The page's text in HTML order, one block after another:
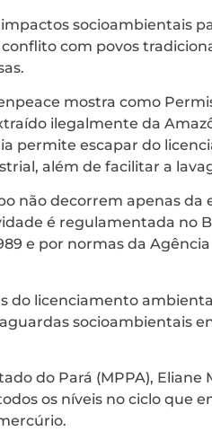
socioambientais
com povos
mostra como
ilegalmente da
permite escapar do
além de facilitar a
não decorrem apenas da
é regulamentada no
e por normas da
do licenciamento
socioambientais
do Pará (MPPA), Eliane
os níveis no ciclo que